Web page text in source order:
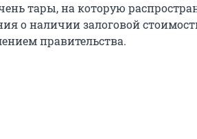
тары, на которую
о наличии залоговой
правительства.